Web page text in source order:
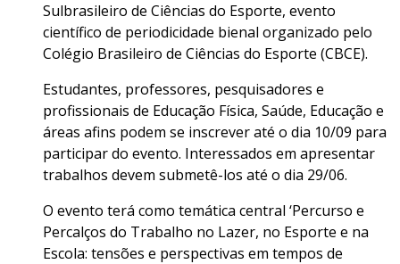
Sulbrasileiro de Ciências do Esporte, evento
científico de periodicidade bienal organizado pelo
Colégio Brasileiro de Ciências do Esporte (CBCE).
Estudantes, professores, pesquisadores e
profissionais de Educação Física, Saúde, Educação e
áreas afins podem se inscrever até o dia 10/09 para
participar do evento. Interessados em apresentar
trabalhos devem submetê-los até o dia 29/06.
O evento terá como temática central ‘Percurso e
Percalços do Trabalho no Lazer, no Esporte e na
Escola: tensões e perspectivas em tempos de